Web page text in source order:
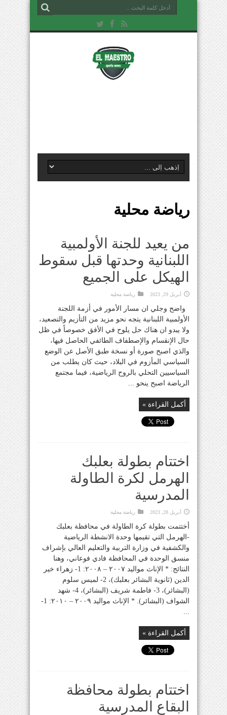
رياضة محلية
من يعيد للجنة الأولمبية
اللبنانية وحدتها قبل سقوط
الهيكل على الجميع
أبريل 29, 2023 رياضة محلية
واضح وجلي ان مسار الأمور في أزمة اللجنة
الأولمبية اللبنانية يتجه نحو مزيد من التأزيم والتصعيد،
ولا يبدو ان هناك حل يلوح في الأفق خصوصاً في ظل
حال الإنقسام والإصطفاف الطائفي الحاصل فيها،
والذي اصبح صورة أو نسخة طبق الأصل عن الوضع
السياسي المأزوم في البلاد، حيث كان يطلب من
السياسيين التحلي بالروح الرياضية، فيما مجتمع
الرياضة اصبح ينحو ...
أكمل القراءة »
اختتام بطولة بعلبك
الهرمل لكرة الطاولة
المدرسية
أبريل 28, 2023 رياضة محلية
أختتمت بطولة كرة الطاولة في محافظة بعلبك
-الهرمل التي تقيمها وحدة الانشطة الرياضية
والكشفية في وزارة التربية والتعليم العالي بإشراف
منسق الوحدة في المحافظة فادي فوعاني، وهنا
النتائج: * الإناث مواليد ٢٠٠٧ – ٢٠٠٨: 1- زهراء خير
الدين (ثانوية البشائر بعلبك)، 2- لميس سلوم
(البشائر)، 3- فاطمة شريف (البشائر)، 4- شهد
الشواف (البشائر). * الإناث مواليد ٢٠٠٩ – ٢٠١٠: 1-
...
أكمل القراءة »
اختتام بطولة محافظة
البقاع المدرسية